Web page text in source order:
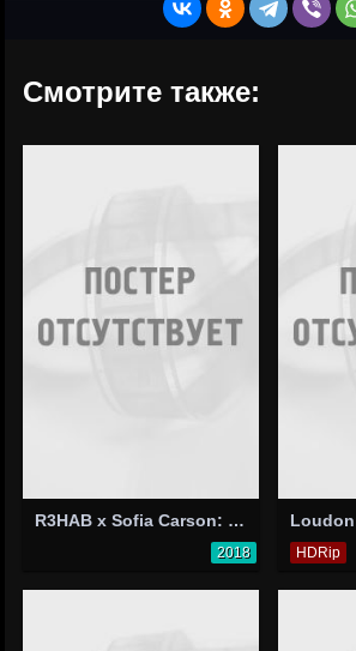
Смотрите также:
R3HAB x Sofia Carson: Rumors
2018 HDRip